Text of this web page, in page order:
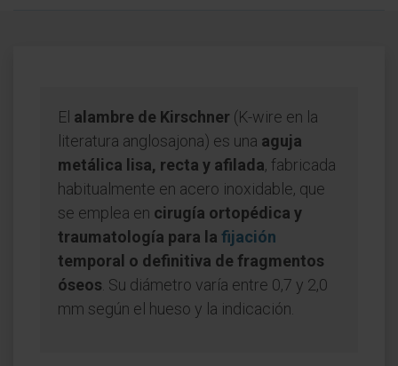
El alambre de Kirschner (K-wire en la
literatura anglosajona) es una aguja
metálica lisa, recta y afilada, fabricada
habitualmente en acero inoxidable, que
se emplea en cirugía ortopédica y
traumatología para la fijación
temporal o definitiva de fragmentos
óseos . Su diámetro varía entre 0,7 y 2,0
mm según el hueso y la indicación.